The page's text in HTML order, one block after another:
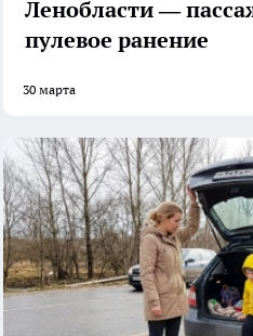
Ленобласти —
пулевое ранение
30 марта